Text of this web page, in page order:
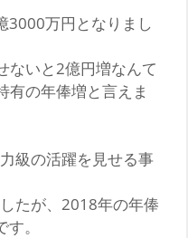
3000万円となりまし
ないと2億円増なんて
有の年俸増と言えま
級の活躍を見せる事
たが、2018年の年俸
。